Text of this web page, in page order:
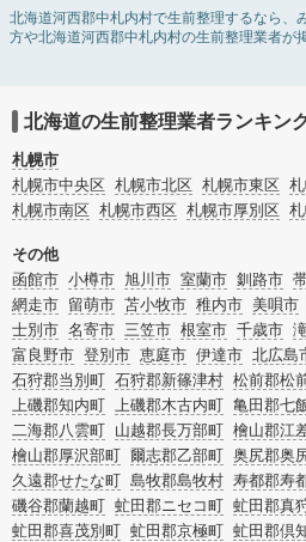
北海道河西郡中札内村で生前整理するなら、
方や北海道河西郡中札内村の生前整理業者が
護施設入居に伴う不用品の処分・回収・引き
続相談などのオプションサービスで絞り込み
またお役立ち情報も豊富なので終活でエンデ
頓・老前整理・生前整理のコツについてもチ
北海道の生前整理業者ランキン
札幌市
札幌市中央区 札幌市北区 札幌市東区
札幌市南区 札幌市西区 札幌市厚別区
その他
函館市 小樽市 旭川市 室蘭市 釧路市
網走市 留萌市 苫小牧市 稚内市 美唄市
士別市 名寄市 三笠市 根室市 千歳市
富良野市 登別市 恵庭市 伊達市 北広島
石狩郡当別町 石狩郡新篠津村 松前郡松
上磯郡知内町 上磯郡木古内町 亀田郡七
二海郡八雲町 山越郡長万部町 檜山郡江
檜山郡厚沢部町 爾志郡乙部町 奥尻郡奥
久遠郡せたな町 島牧郡島牧村 寿都郡寿
磯谷郡蘭越町 虻田郡ニセコ町 虻田郡真
虻田郡喜茂別町 虻田郡京極町 虻田郡倶